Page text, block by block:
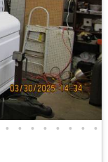
• • • • • • • •